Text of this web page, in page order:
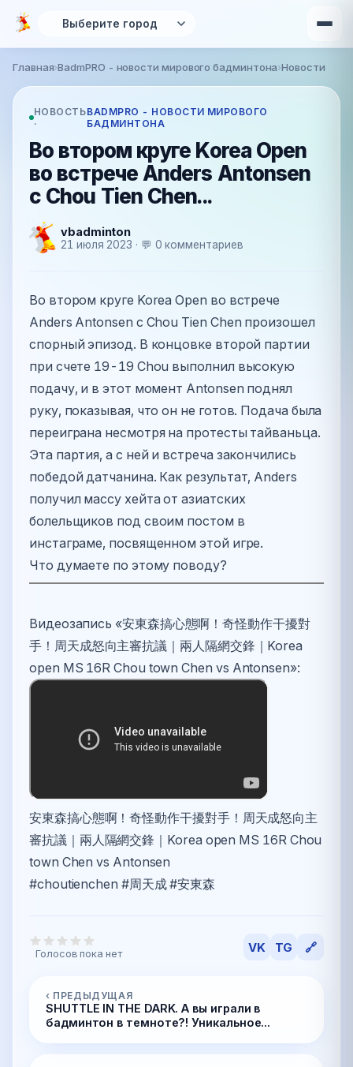
Перейти к основному содержанию
Вы здесь
Главная›BadmPRO - новости мирового бадминтона›Новости
НОВОСТЬ
·
BADMPRO - НОВОСТИ МИРОВОГО
БАДМИНТОНА
Во втором круге Korea Open
во встрече Anders Antonsen
c Chou Tien Chen...
vbadminton
21 июля 2023 · 💬 0 комментариев
Во втором круге Korea Open во встрече
Anders Antonsen c Chou Tien Chen произошел
спорный эпизод. В концовке второй партии
при счете 19-19 Chou выполнил высокую
подачу, и в этот момент Antonsen поднял
руку, показывая, что он не готов. Подача была
переиграна несмотря на протесты тайваньца.
Эта партия, а с ней и встреча закончились
победой датчанина. Как результат, Anders
получил массу хейта от азиатских
болельщиков под своим постом в
инстаграме, посвященном этой игре.
Что думаете по этому поводу?
Видеозапись «安東森搞心態啊！奇怪動作干擾對
手！周天成怒向主審抗議｜兩人隔網交鋒｜Korea
open MS 16R Chou town Chen vs Antonsen»:
安東森搞心態啊！奇怪動作干擾對手！周天成怒向主
審抗議｜兩人隔網交鋒｜Korea open MS 16R Chou
town Chen vs Antonsen
#choutienchen #周天成 #安東森
Голосов пока нет VK TG 🔗
‹ ПРЕДЫДУЩАЯ
SHUTTLE IN THE DARK. А вы играли в
бадминтон в темноте?! Уникальное...